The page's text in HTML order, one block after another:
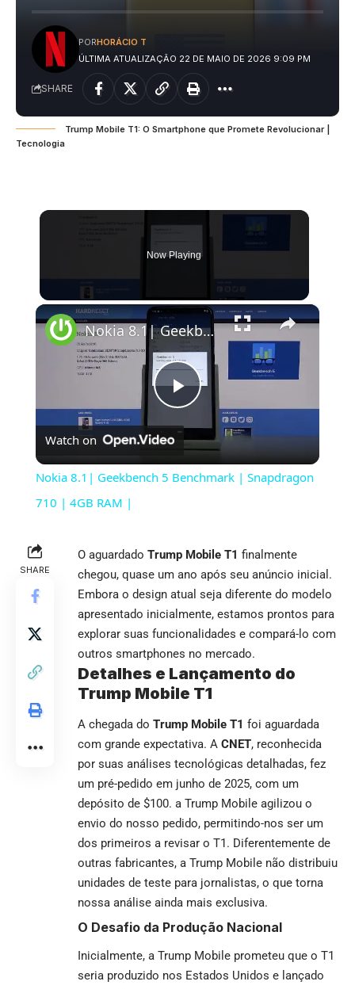
ÚLTIMA ATUALIZAÇÃO 22 DE MAIO DE 2026 9:09 PM
PORHORÁCIO T
SHARE
Trump Mobile T1: O Smartphone que Promete Revolucionar |
Tecnologia
Now Playing
×
Play
Video
Nokia 8.1| Geekbench 5 Benchmark | Snapdragon 710 | 4GB RAM |
Watch on
Nokia 8.1| Geekbench 5 Benchmark | Snapdragon
710 | 4GB RAM |
SHARE
O aguardado Trump Mobile T1 finalmente
chegou, quase um ano após seu anúncio inicial.
Embora o design atual seja diferente do modelo
apresentado inicialmente, estamos prontos para
explorar suas funcionalidades e compará-lo com
outros smartphones no mercado.
Detalhes e Lançamento do
Trump Mobile T1
A chegada do Trump Mobile T1 foi aguardada
com grande expectativa. A CNET, reconhecida
por suas análises tecnológicas detalhadas, fez
um pré-pedido em junho de 2025, com um
depósito de $100. a Trump Mobile agilizou o
envio do nosso pedido, permitindo-nos ser um
dos primeiros a revisar o T1. Diferentemente de
outras fabricantes, a Trump Mobile não distribuiu
unidades de teste para jornalistas, o que torna
nossa análise ainda mais exclusiva.
O Desafio da Produção Nacional
Inicialmente, a Trump Mobile prometeu que o T1
seria produzido nos Estados Unidos e lançado